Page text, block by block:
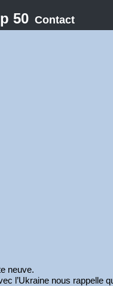
50 Contact
neuve.
l’Ukraine nous rappelle